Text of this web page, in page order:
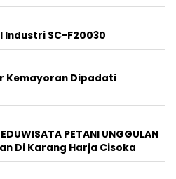
Industri SC-F20030
Kemayoran Dipadati
PETANI UNGGULAN
Di Karang Harja Cisoka